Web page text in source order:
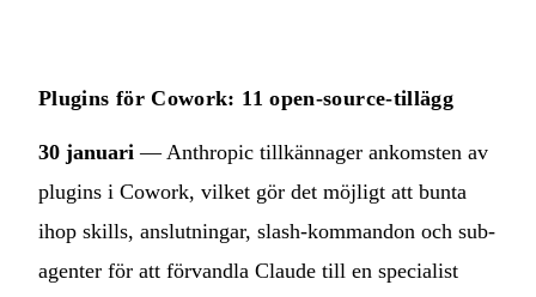
Plugins för Cowork: 11 open-source-tillägg
30 januari — Anthropic tillkännager ankomsten av
plugins i Cowork, vilket gör det möjligt att bunta
ihop skills, anslutningar, slash-kommandon och sub-
agenter för att förvandla Claude till en specialist